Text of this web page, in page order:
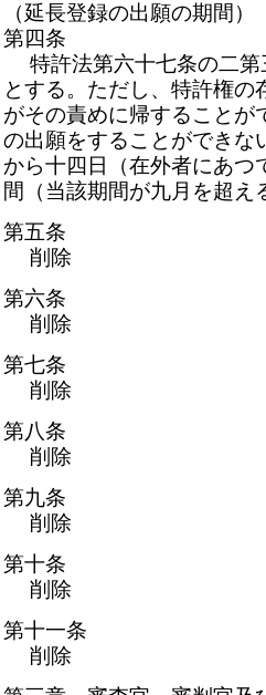
（延長登録の出願の期間）
第四条
特許法第六十七条の二第
とする。ただし、特許権
がその責めに帰することが
の出願をすることができな
から十四日（在外者にあつ
間（当該期間が九月を超え
第五条
削除
第六条
削除
第七条
削除
第八条
削除
第九条
削除
第十条
削除
第十一条
削除